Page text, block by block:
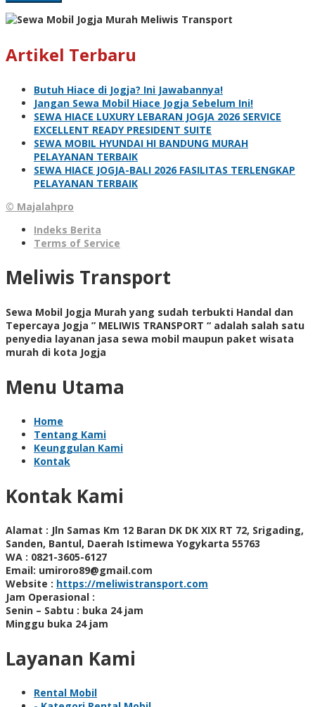
Artikel Terbaru
Butuh Hiace di Jogja? Ini Jawabannya!
Jangan Sewa Mobil Hiace Jogja Sebelum Ini!
SEWA HIACE LUXURY LEBARAN JOGJA 2026 SERVICE
EXCELLENT READY PRESIDENT SUITE
SEWA MOBIL HYUNDAI HI BANDUNG MURAH
PELAYANAN TERBAIK
SEWA HIACE JOGJA-BALI 2026 FASILITAS TERLENGKAP
PELAYANAN TERBAIK
© Majalahpro
Indeks Berita
Terms of Service
Meliwis Transport
Sewa Mobil Jogja Murah yang sudah terbukti Handal dan
Tepercaya Jogja ” MELIWIS TRANSPORT “ adalah salah satu
penyedia layanan jasa sewa mobil maupun paket wisata
murah di kota Jogja
Menu Utama
Home
Tentang Kami
Keunggulan Kami
Kontak
Kontak Kami
Alamat : Jln Samas Km 12 Baran DK DK XIX RT 72, Srigading,
Sanden, Bantul, Daerah Istimewa Yogykarta 55763
WA : 0821-3605-6127
Email: umiroro89@gmail.com
Website : https://meliwistransport.com
Jam Operasional :
Senin – Sabtu : buka 24 jam
Minggu buka 24 jam
Layanan Kami
Rental Mobil